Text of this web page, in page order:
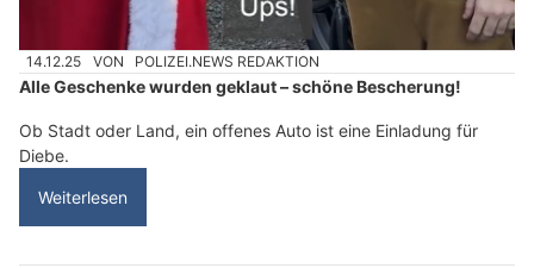
14.12.25 VON POLIZEI.NEWS REDAKTION
Alle Geschenke wurden geklaut – schöne Bescherung!
Ob Stadt oder Land, ein offenes Auto ist eine Einladung für
Diebe.
Weiterlesen